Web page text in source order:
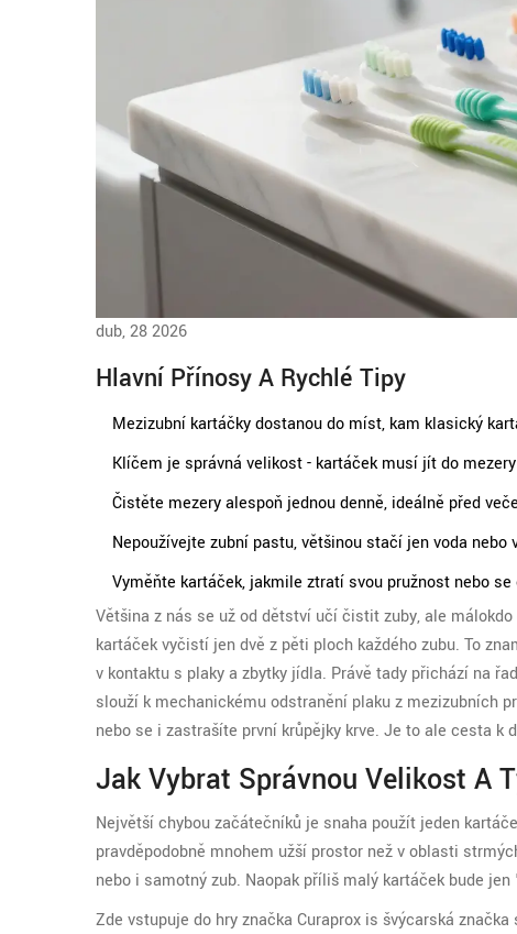
dub, 28 2026
Hlavní Přínosy A Rychlé Tipy
Mezizubní kartáčky dostanou do míst, kam klasický
Klíčem je správná velikost - kartáček musí jít do
Čistěte mezery alespoň jednou denně, ideálně před
Nepoužívejte zubní pastu, většinou stačí jen voda nebo
Vyměňte kartáček, jakmile ztratí svou pružnost nebo
Většina z nás se už od dětství učí čistit zuby, ale
kartáček vyčistí jen dvě z pěti ploch každého zubu. To
v kontaktu s plaky a zbytky jídla. Právě tady přichází na
slouží k mechanickému odstranění plaku z mezizubních
nebo se i zastrašíte první krůpějky krve. Je to ale cesta
Jak Vybrat Správnou Velikost A
Největší chybou začátečníků je snaha použít jeden
pravděpodobně mnohem užší prostor než v oblasti
nebo i samotný zub. Naopak příliš malý kartáček bude
Zde vstupuje do hry značka Curaprox is švýcarská